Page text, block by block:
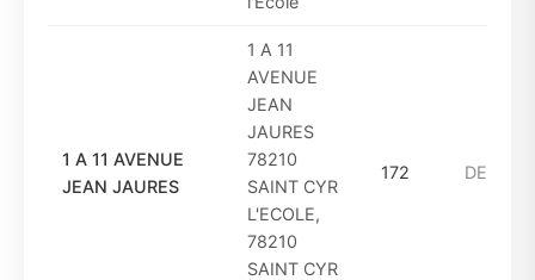
1 A 11 AVENUE
JEAN JAURES
1 A 11
AVENUE
JEAN
JAURES
78210
SAINT CYR
L'ECOLE,
78210
SAINT CYR
172